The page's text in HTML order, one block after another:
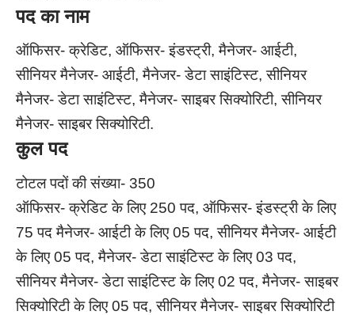
पद का नाम
ऑफिसर- क्रेडिट, ऑफिसर- इंडस्ट्री, मैनेजर- आईटी,
सीनियर मैनेजर- आईटी, मैनेजर- डेटा साइंटिस्ट, सीनियर
मैनेजर- डेटा साइंटिस्ट, मैनेजर- साइबर सिक्योरिटी, सीनियर
मैनेजर- साइबर सिक्योरिटी.
कुल पद
टोटल पदों की संख्या- 350
ऑफिसर- क्रेडिट के लिए 250 पद, ऑफिसर- इंडस्ट्री के लिए
75 पद मैनेजर- आईटी के लिए 05 पद, सीनियर मैनेजर- आईटी
के लिए 05 पद, मैनेजर- डेटा साइंटिस्ट के लिए 03 पद,
सीनियर मैनेजर- डेटा साइंटिस्ट के लिए 02 पद, मैनेजर- साइबर
सिक्योरिटी के लिए 05 पद, सीनियर मैनेजर- साइबर सिक्योरिटी